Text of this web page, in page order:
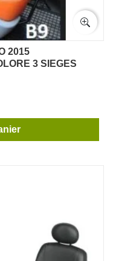
2015
3 SIEGES